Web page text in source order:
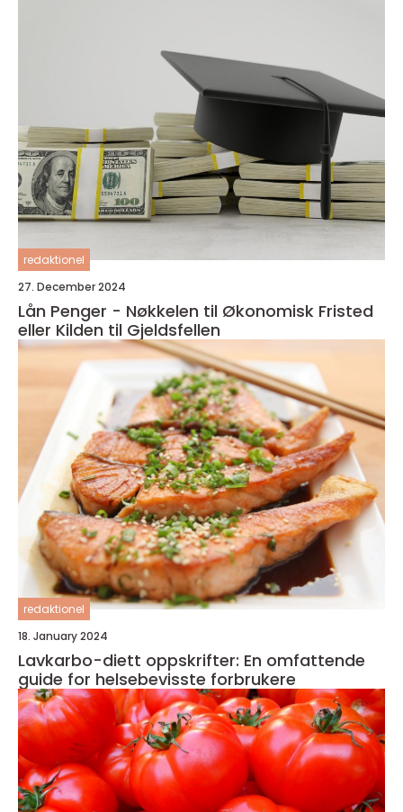
redaktionel
27. December 2024
Lån Penger - Nøkkelen til Økonomisk Fristed
eller Kilden til Gjeldsfellen
redaktionel
18. January 2024
Lavkarbo-diett oppskrifter: En omfattende
guide for helsebevisste forbrukere